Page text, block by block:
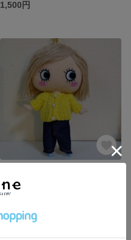
1,500円
1,500円